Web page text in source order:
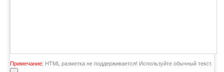
Примечание: HTML разметка не поддерживается! Используйте обычный текст.